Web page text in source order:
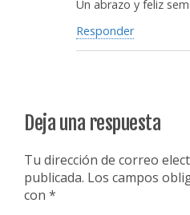
Un abrazo y feliz
Responder
Deja una respuesta
Tu dirección de correo
publicada. Los campos
con *